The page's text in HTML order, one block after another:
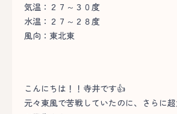
気温：２７～３０度
水温：２７～２８度
風向：東北東
こんにちは！！寺井です👍
元々東風で苦戦していたのに、さらに